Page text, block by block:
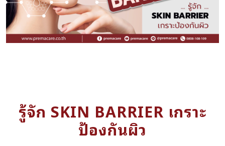
รู้จัก SKIN BARRIER เกราะ
ป้องกันผิว